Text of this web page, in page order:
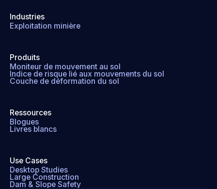
Industries
Exploitation minière
Produits
Moniteur de mouvement au sol
Indice de risque lié aux mouvements du sol
Couche de déformation du sol
Ressources
Blogues
Livres blancs
Use Cases
Desktop Studies
Large Construction
Dam & Slope Safety